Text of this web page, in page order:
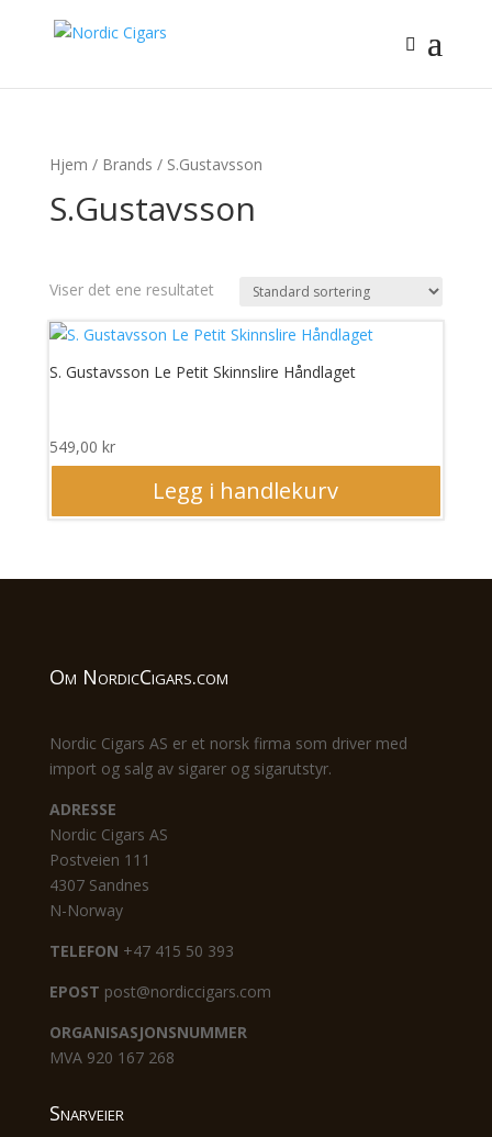
Hjem / Brands / S.Gustavsson
S.Gustavsson
Viser det ene resultatet
S. Gustavsson Le Petit Skinnslire Håndlaget
549,00 kr
Legg i handlekurv
Om NordicCigars.com
Nordic Cigars AS er et norsk firma som driver med
import og salg av sigarer og sigarutstyr.
ADRESSE
Nordic Cigars AS
Postveien 111
4307 Sandnes
N-Norway
TELEFON +47 415 50 393
EPOST post@nordiccigars.com
ORGANISASJONSNUMMER
MVA 920 167 268
Snarveier